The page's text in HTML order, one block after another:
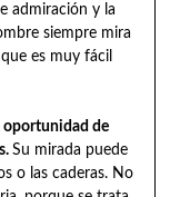
admiración y la
siempre mira
es muy fácil
oportunidad de
Su mirada puede
o las caderas. No